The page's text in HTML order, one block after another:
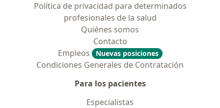
Política de privacidad para determinados
profesionales de la salud
Quiénes somos
Contacto
Empleos
Nuevas posiciones
Condiciones Generales de Contratación
Para los pacientes
Especialistas